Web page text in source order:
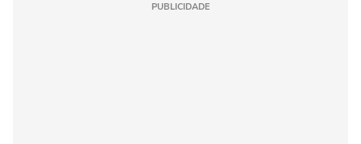
PUBLICIDADE